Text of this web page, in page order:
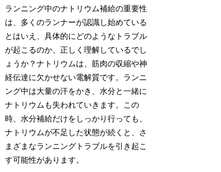
ランニング中のナトリウム補給の重要性
は、多くのランナーが認識し始めている
とはいえ、具体的にどのようなトラブル
が起こるのか、正しく理解しているでし
ょうか？ナトリウムは、筋肉の収縮や神
経伝達に欠かせない電解質です。ランニ
ング中は大量の汗をかき、水分と一緒に
ナトリウムも失われていきます。この
時、水分補給だけをしっかり行っても、
ナトリウムが不足した状態が続くと、さ
まざまなランニングトラブルを引き起こ
す可能性があります。